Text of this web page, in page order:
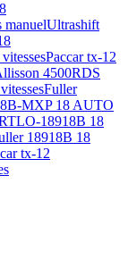
manuelUltrashift
Paccar tx-12
4500RDS
Fuller
MXP 18 AUTO
18918B 18
18918B 18
tx-12